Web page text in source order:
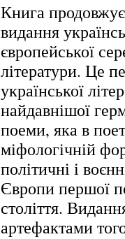
Книга
видання
європейської
літератури. Це
української
найдавнішої
поеми, яка в
міфологічній
політичні і
Європи першої
століття.
артефактами